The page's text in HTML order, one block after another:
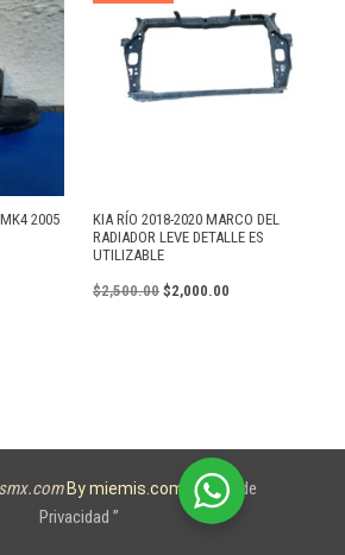
2005
KIA RÍO 2018-2020 MARCO DEL
RADIADOR LEVE DETALLE ES
UTILIZABLE
$2,500.00 $2,000.00
By miemis.com
Aviso de
Privacidad